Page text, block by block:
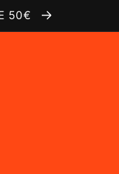
50€